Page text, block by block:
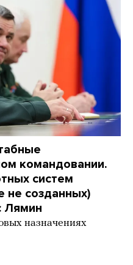
командовании.
систем
не созданных)
Лямин
назначениях